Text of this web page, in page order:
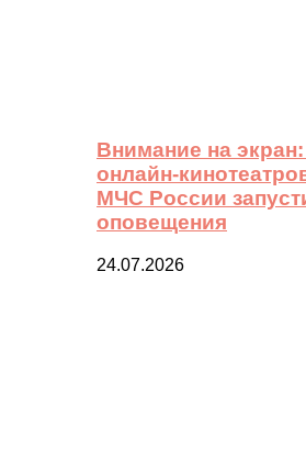
Внимание на
онлайн-
МЧС России
оповещения
24.07.2026